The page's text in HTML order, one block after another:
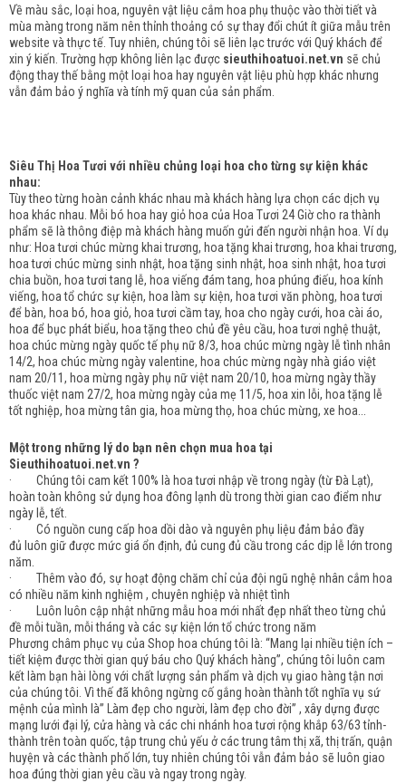
Về màu sắc, loại hoa, nguyên vật liệu cắm hoa phụ thuộc vào thời tiết và
mùa màng trong năm nên thỉnh thoảng có sự thay đổi chút ít giữa mẫu trên
website và thực tế. Tuy nhiên, chúng tôi sẽ liên lạc trước với Quý khách để
xin ý kiến. Trường hợp không liên lạc được sieuthihoatuoi.net.vn sẽ chủ
động thay thế bằng một loại hoa hay nguyên vật liệu phù hợp khác nhưng
vẫn đảm bảo ý nghĩa và tính mỹ quan của sản phẩm.
Siêu Thị Hoa Tươi với nhiều chủng loại hoa cho từng sự kiện khác
nhau:
Tùy theo từng hoàn cảnh khác nhau mà khách hàng lựa chọn các dịch vụ
hoa khác nhau. Mỗi bó hoa hay giỏ hoa của Hoa Tươi 24 Giờ cho ra thành
phẩm sẽ là thông điệp mà khách hàng muốn gửi đến người nhận hoa. Ví dụ
như: Hoa tươi chúc mừng khai trương, hoa tặng khai trương, hoa khai trương,
hoa tươi chúc mừng sinh nhật, hoa tặng sinh nhật, hoa sinh nhật, hoa tươi
chia buồn, hoa tươi tang lễ, hoa viếng đám tang, hoa phúng điếu, hoa kính
viếng, hoa tổ chức sự kiện, hoa làm sự kiện, hoa tươi văn phòng, hoa tươi
để bàn, hoa bó, hoa giỏ, hoa tươi cầm tay, hoa cho ngày cưới, hoa cài áo,
hoa để bục phát biểu, hoa tặng theo chủ đề yêu cầu, hoa tươi nghệ thuật,
hoa chúc mừng ngày quốc tế phụ nữ 8/3, hoa chúc mừng ngày lễ tình nhân
14/2, hoa chúc mừng ngày valentine, hoa chúc mừng ngày nhà giáo việt
nam 20/11, hoa mừng ngày phụ nữ việt nam 20/10, hoa mừng ngày thầy
thuốc việt nam 27/2, hoa mừng ngày của mẹ 11/5, hoa xin lỗi, hoa tặng lễ
tốt nghiệp, hoa mừng tân gia, hoa mừng thọ, hoa chúc mừng, xe hoa...
Một trong những lý do bạn nên chọn mua hoa tại
Sieuthihoatuoi.net.vn ?
· Chúng tôi cam kết 100% là hoa tươi nhập về trong ngày (từ Đà Lạt),
hoàn toàn không sử dụng hoa đông lạnh dù trong thời gian cao điểm như
ngày lễ, tết.
· Có nguồn cung cấp hoa dồi dào và nguyên phụ liệu đảm bảo đầy
đủ luôn giữ được mức giá ổn định, đủ cung đủ cầu trong các dịp lễ lớn trong
năm.
· Thêm vào đó, sự hoạt động chăm chỉ của đội ngũ nghệ nhân cắm hoa
có nhiều năm kinh nghiệm , chuyên nghiệp và nhiệt tình
· Luôn luôn cập nhật những mẫu hoa mới nhất đẹp nhất theo từng chủ
đề mỗi tuần, mỗi tháng và các sự kiện lớn tổ chức trong năm
Phương châm phục vụ của Shop hoa chúng tôi là: “Mang lại nhiều tiện ích –
tiết kiệm được thời gian quý báu cho Quý khách hàng”, chúng tôi luôn cam
kết làm bạn hài lòng với chất lượng sản phẩm và dịch vụ giao hàng tận nơi
của chúng tôi. Vì thế đã không ngừng cố gắng hoàn thành tốt nghĩa vụ sứ
mệnh của mình là” Làm đẹp cho người, làm đẹp cho đời” , xây dựng được
mạng lưới đại lý, cửa hàng và các chi nhánh hoa tươi rộng khắp 63/63 tỉnh-
thành trên toàn quốc, tập trung chủ yếu ở các trung tâm thị xã, thị trấn, quận
huyện và các thành phố lớn, tuy nhiên chúng tôi vẫn đảm bảo sẽ luôn giao
hoa đúng thời gian yêu cầu và ngay trong ngày.